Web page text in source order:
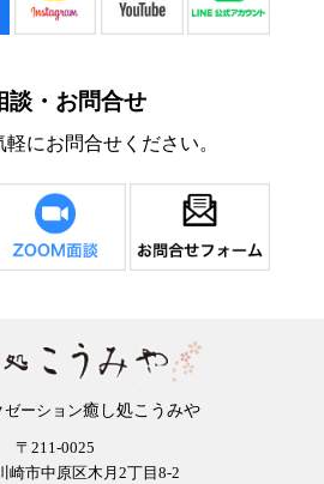
談・お問合せ
にお問合せください。
ゼーション癒し処こうみや
〒211-0025
崎市中原区木月2丁目8-2